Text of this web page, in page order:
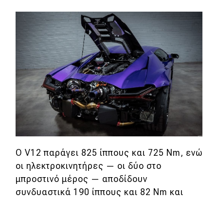
Motorsport
Eco
Νέα
Τεχνολογία
Mobility
Σταθμοί φόρτισης
Classic
Νέα
Ο V12 παράγει 825 ίππους και 725 Nm, ενώ
οι ηλεκτροκινητήρες — οι δύο στο
μπροστινό μέρος — αποδίδουν
συνδυαστικά 190 ίππους και 82 Nm και